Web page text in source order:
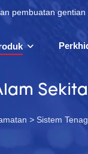
pembuatan gentian
> Sistem